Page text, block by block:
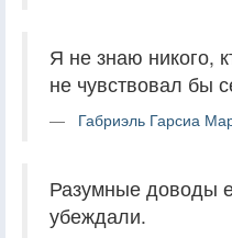
Я не знаю никого,
не чувствовал бы
Габриэль Гарсиа
Разумные доводы
убеждали.